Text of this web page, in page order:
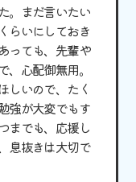
。まだ言いたい
らいにしておき
っても、先輩や
心配御無用。
しいので、たく
強が大変でもす
までも、応援し
息抜きは大切で